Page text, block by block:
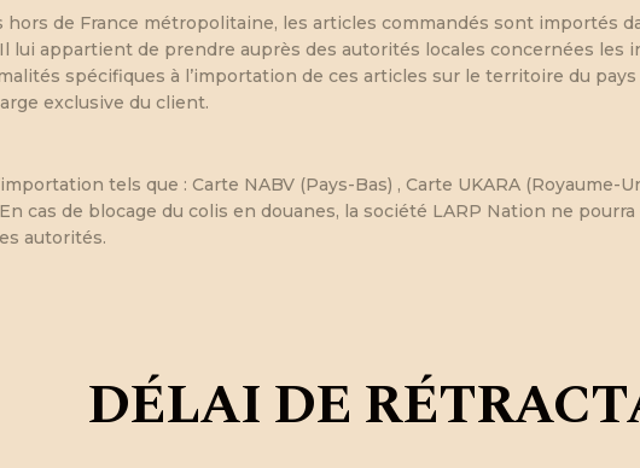
hors de France métropolitaine, les articles commandés sont importés
lui appartient de prendre auprès des autorités locales concernées les
spécifiques à l’importation de ces articles sur le territoire du
exclusive du client.
tels que : Carte NABV (Pays-Bas) , Carte UKARA (Royaume-
cas de blocage du colis en douanes, la société LARP Nation ne
autorités.
DÉLAI DE